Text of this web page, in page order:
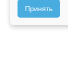
Принять